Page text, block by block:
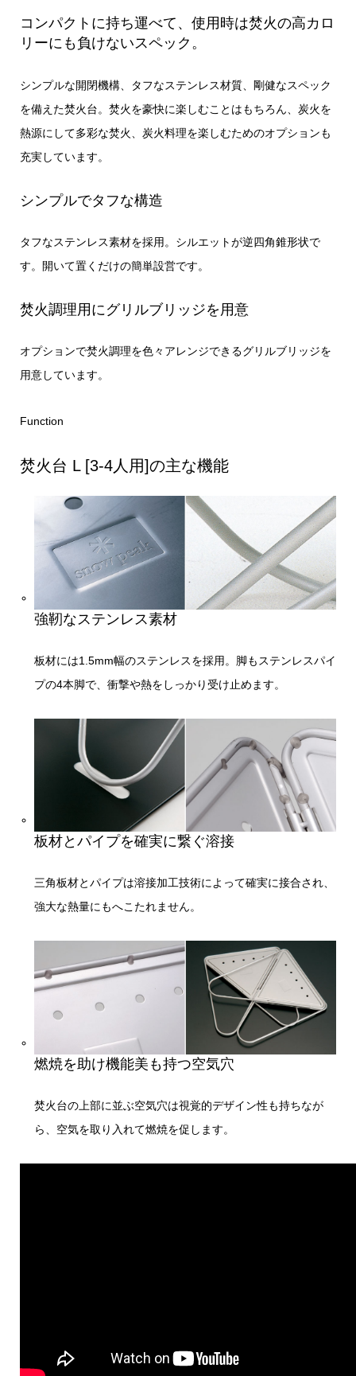
コンパクトに持ち運べて、使用時は焚火の高カロ
リーにも負けないスペック。
シンプルな開閉機構、タフなステンレス材質、剛健なスペック
を備えた焚火台。焚火を豪快に楽しむことはもちろん、炭火を
熱源にして多彩な焚火、炭火料理を楽しむためのオプションも
充実しています。
シンプルでタフな構造
タフなステンレス素材を採用。シルエットが逆四角錐形状で
す。開いて置くだけの簡単設営です。
焚火調理用にグリルブリッジを用意
オプションで焚火調理を色々アレンジできるグリルブリッジを
用意しています。
Function
焚火台 L [3-4人用]の主な機能
強靭なステンレス素材
板材には1.5mm幅のステンレスを採用。脚もステンレスパイ
プの4本脚で、衝撃や熱をしっかり受け止めます。
板材とパイプを確実に繋ぐ溶接
三角板材とパイプは溶接加工技術によって確実に接合され、
強大な熱量にもへこたれません。
燃焼を助け機能美も持つ空気穴
焚火台の上部に並ぶ空気穴は視覚的デザイン性も持ちなが
ら、空気を取り入れて燃焼を促します。